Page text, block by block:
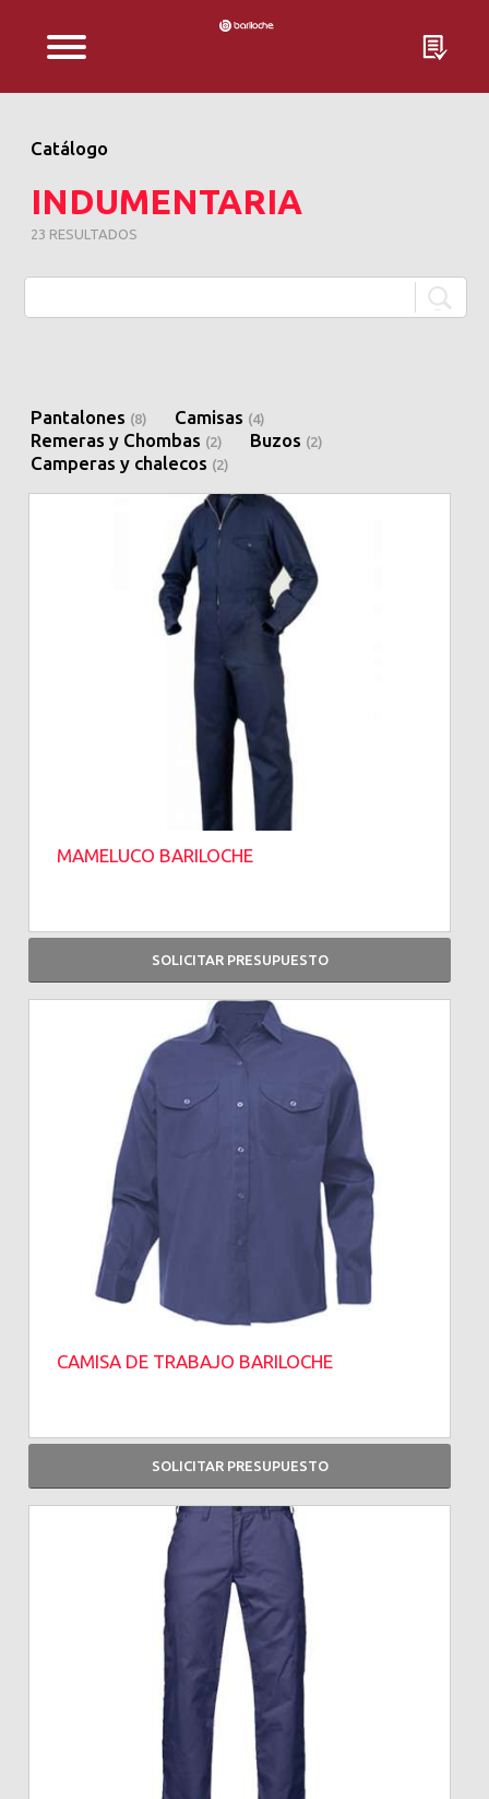
EMPRESA
CATÁLOGO
SEGURIDAD
FRIGORÍFICO
CONTACTO
Catálogo
INDUMENTARIA
23 RESULTADOS
Pantalones (8) Camisas (4)
Remeras y Chombas (2) Buzos (2)
Camperas y chalecos (2)
MAMELUCO BARILOCHE
SOLICITAR PRESUPUESTO
CAMISA DE TRABAJO BARILOCHE
SOLICITAR PRESUPUESTO